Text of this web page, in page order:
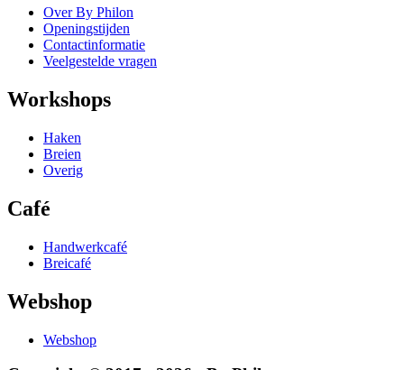
Over By Philon
Openingstijden
Contactinformatie
Veelgestelde vragen
Workshops
Haken
Breien
Overig
Café
Handwerkcafé
Breicafé
Webshop
Webshop